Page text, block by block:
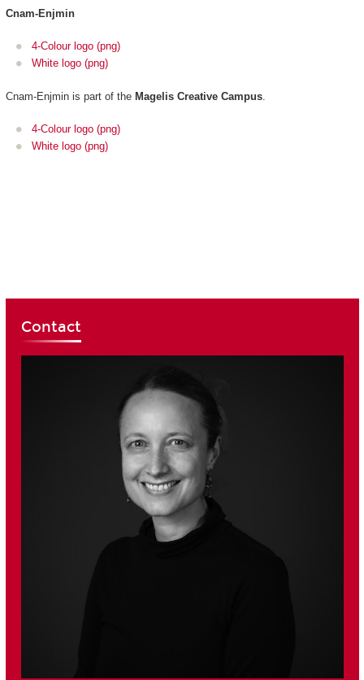
Cnam-Enjmin
4-Colour logo (png)
White logo (png)
Cnam-Enjmin is part of the Magelis Creative Campus.
4-Colour logo (png)
White logo (png)
Contact